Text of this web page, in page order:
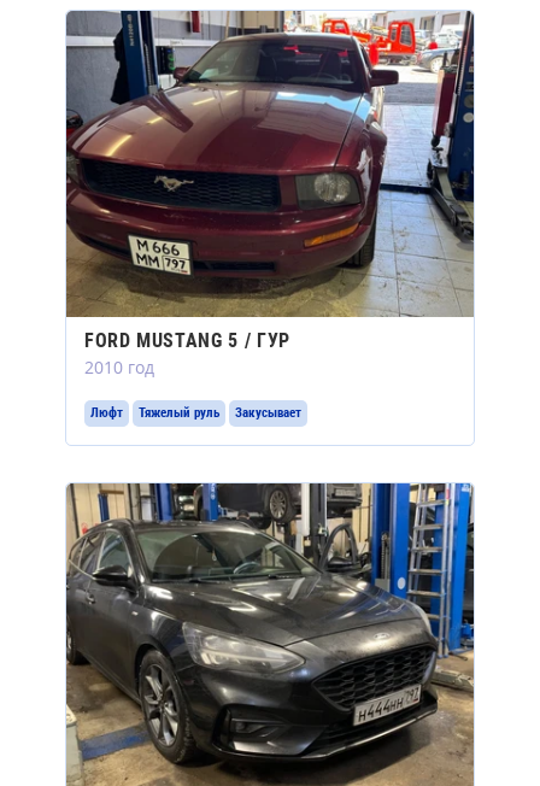
FORD MUSTANG 5 / ГУР
2010 год
Люфт Тяжелый руль Закусывает